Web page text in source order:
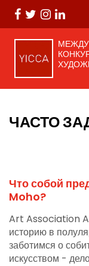
ЧАСТО
Что собой
Moho?
Art Association
историю в
заботимся о
искусством -